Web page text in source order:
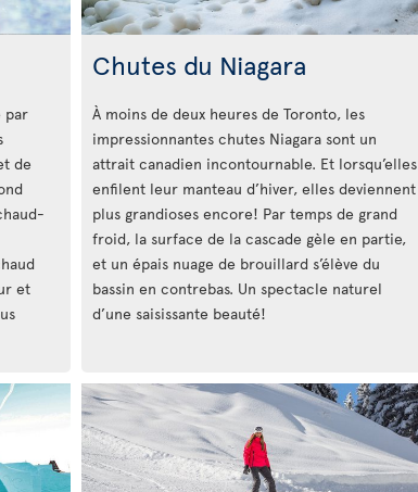
par
de
et
Chutes du Niagara
À moins de deux heures de Toronto, les
impressionnantes chutes Niagara sont un
attrait canadien incontournable. Et lorsqu’elles
enfilent leur manteau d’hiver, elles deviennent
plus grandioses encore! Par temps de grand
froid, la surface de la cascade gèle en partie,
et un épais nuage de brouillard s’élève du
bassin en contrebas. Un spectacle naturel
d’une saisissante beauté!